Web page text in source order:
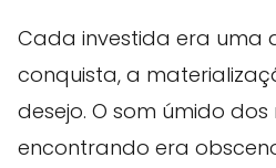
Cada investida era uma
conquista, a
desejo. O som úmido
encontrando era